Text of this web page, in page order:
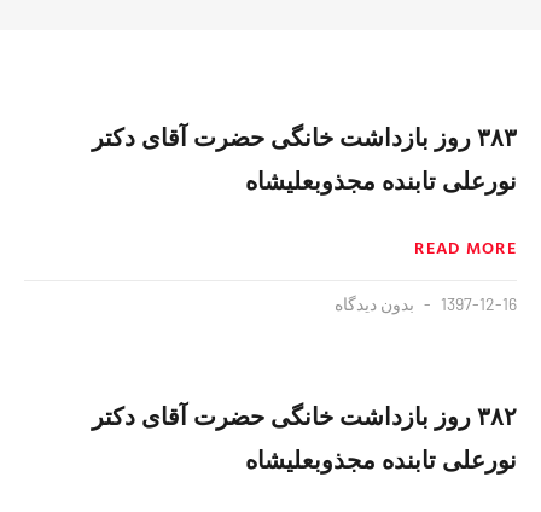
۳۸۳ روز بازداشت خانگی حضرت آقای دکتر
نورعلی تابنده مجذوبعلیشاه
READ MORE
1397-12-16 بدون دیدگاه
۳۸۲ روز بازداشت خانگی حضرت آقای دکتر
نورعلی تابنده مجذوبعلیشاه